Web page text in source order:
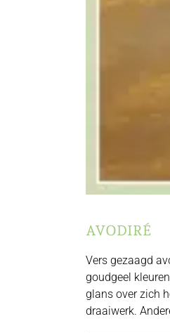
AVODIRÉ
Vers gezaagd
goudgeel
glans over zich
draaiwerk.